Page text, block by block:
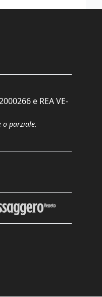
e REA VE-
parziale.